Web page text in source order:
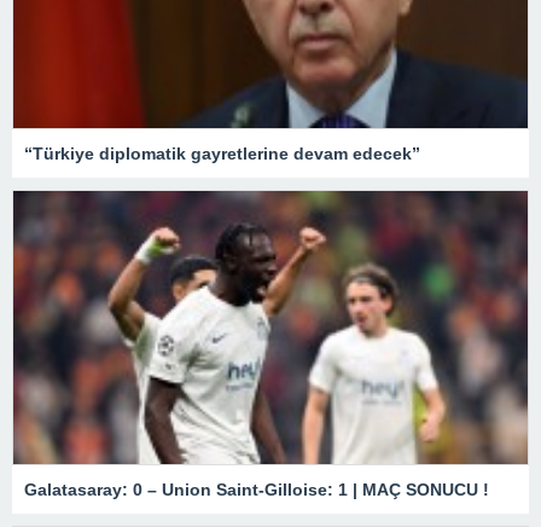
“Türkiye diplomatik gayretlerine devam edecek”
Galatasaray: 0 – Union Saint-Gilloise: 1 | MAÇ SONUCU !